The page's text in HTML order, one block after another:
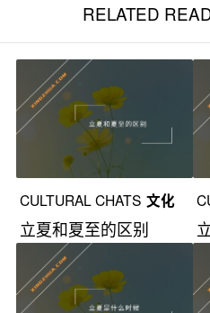
RELATED
CULTURAL CHATS 文化
漫谈
立夏和夏至的区别